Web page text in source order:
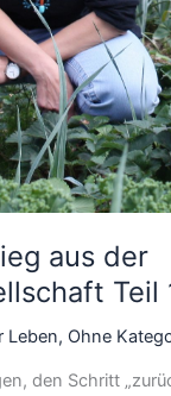
aus der
Teil
Leben, Ohne
den Schritt